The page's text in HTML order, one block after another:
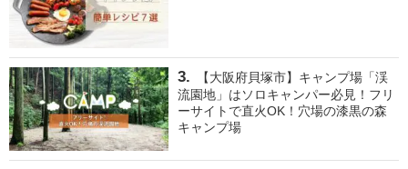
【大阪府貝塚市】キャンプ場「渓
流園地」はソロキャンパー必見！フリ
ーサイトで直火OK！穴場の漆黒の森
キャンプ場